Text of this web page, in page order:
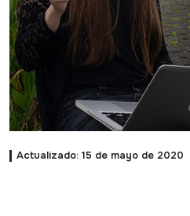
Actualizado: 15 de mayo de 2020